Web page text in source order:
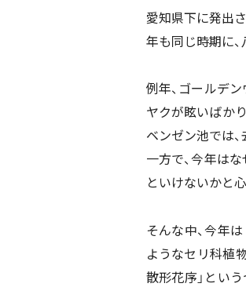
愛知県下に発出
年も同じ時期に
例年、ゴールデ
ヤクが眩いばか
ベンゼン池では
一方で、今年は
といけないかと
そんな中、今年
ようなセリ科植
散形花序」とい